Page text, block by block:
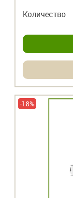
Количество
-18%